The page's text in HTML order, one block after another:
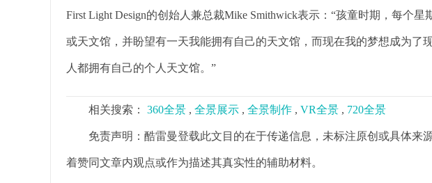
First Light Design的创始人兼总裁Mike Smithwick表示：“孩童时期，每个
或天文馆，并盼望有一天我能拥有自己的天文馆，而现在我的梦想成为了现
人都拥有自己的个人天文馆。”
相关搜索： 360全景 , 全景展示 , 全景制作 , VR全景 , 720全景
免责声明：酷雷曼登载此文目的在于传递信息，未标注原创或具体来
着赞同文章内观点或作为描述其真实性的辅助材料。